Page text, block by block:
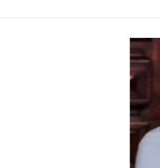
مصر ناس وناس
مائدة الإفطار.. يحيى
فارس مقاومة
دافع عن المال العام